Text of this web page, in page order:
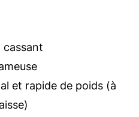
cassant
et rapide de poids (à